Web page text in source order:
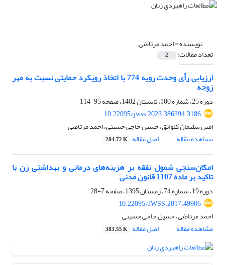
نویسنده =احمد مرتاضی
تعداد مقالات: 2
ارزیابی رأی وحدت رویه 774 با اتخاذ رویکرد حمایتی نسبت به مهر
زوجه
دوره 25، شماره 100، تابستان 1402، صفحه
95-114
10.22095/jwss.2023.386394.3186
امین سلیمان کلوانق، حسین حاجی حسینی، احمد مرتاضی
مشاهده مقاله
اصل مقاله 284.72 K
امکان‌سنجی شمول نفقه بر هزینه‌های درمانی و بهداشتی زن با
تاکید بر ماده 1107 قانون مدنی
دوره 19، شماره 74، زمستان 1395، صفحه
7-28
10.22095/JWSS.2017.49906
احمد مرتاضی، حسین حاجی حسینی
مشاهده مقاله
اصل مقاله 383.55 K